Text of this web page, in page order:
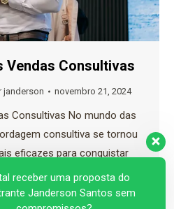
Vendas Consultivas
janderson novembro 21, 2024
Consultivas No mundo das
consultiva se tornou
eficazes para conquistar
de longo prazo. Mas
trás das vendas
receber uma proposta do
Janderson Santos sem